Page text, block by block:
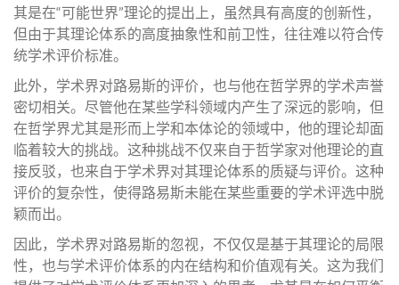
其是在“可能世界”理论的提出上，虽然具有高度的创新性，
但由于其理论体系的高度抽象性和前卫性，往往难以符合传
统学术评价标准。
此外，学术界对路易斯的评价，也与他在哲学界的学术声誉
密切相关。尽管他在某些学科领域内产生了深远的影响，但
在哲学界尤其是形而上学和本体论的领域中，他的理论却面
临着较大的挑战。这种挑战不仅来自于哲学家对他理论的直
接反驳，也来自于学术界对其理论体系的质疑与评价。这种
评价的复杂性，使得路易斯未能在某些重要的学术评选中脱
颖而出。
因此，学术界对路易斯的忽视，不仅仅是基于其理论的局限
性，也与学术评价体系的内在结构和价值观有关。这为我们